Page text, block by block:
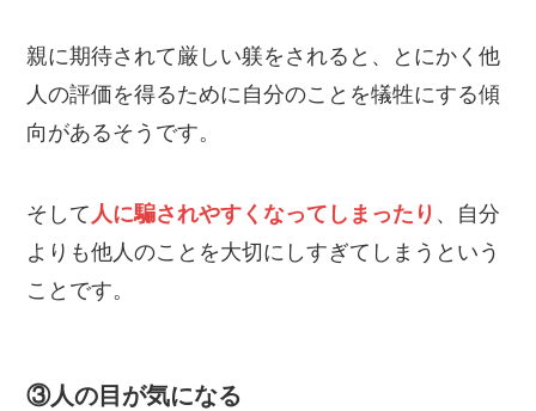
親に期待されて厳しい躾をされると、とにかく他
人の評価を得るために自分のことを犠牲にする傾
向があるそうです。
そして 人に騙されやすくなってしまったり 、自分
よりも他人のことを大切にしすぎてしまうという
ことです。
③人の目が気になる